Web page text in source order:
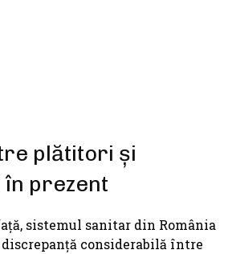
plătitori și
prezent
sistemul sanitar din România
considerabilă între